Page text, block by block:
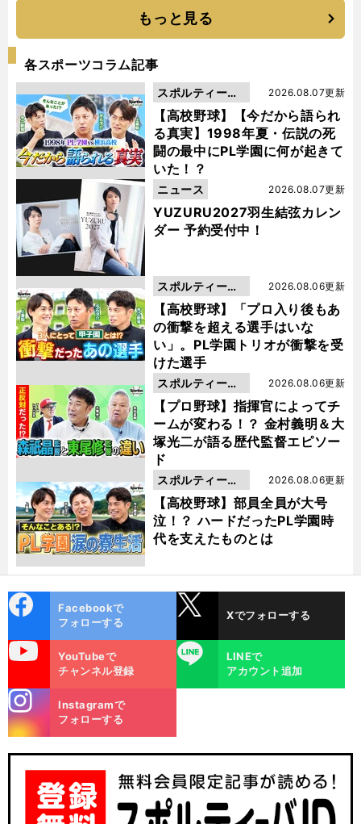
もっと見る
各スポーツコラム記事
【高校野球】【今だから語られ
る真実】1998年夏・伝説の死
闘の最中にPL学園に何が起きて
いた！？
2026.08.07更新
スポルティーバ
動画
YUZURU2027羽生結弦カレン
ダー 予約受付中！
2026.08.07更新
ニュース
【高校野球】「プロ入り後もあ
の衝撃を超える選手はいな
い」。PL学園トリオが衝撃を受
けた選手
2026.08.06更新
スポルティーバ
動画
【プロ野球】指揮官によってチ
ームが変わる！？ 金村義明＆大
塚光二が語る歴代監督エピソー
ド
2026.08.06更新
スポルティーバ
動画
【高校野球】部員全員が大号
泣！？ ハードだったPL学園時
代を支えたものとは
2026.08.06更新
スポルティーバ
動画
ok
Facebookで
フォローする
Xでフォローする
YouTubeで
チャンネル登録
LINE
LINEで
アカウント追加
m
Instagramで
フォローする